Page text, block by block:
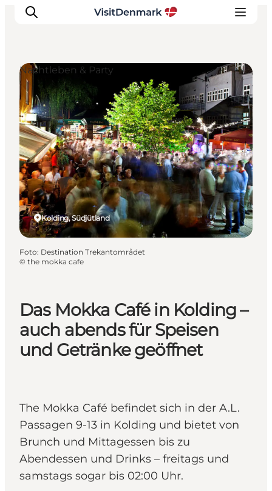
Inspiration
Regionen
Erlebnisse
Unterkünfte
Reiseplanung
Das Mokka Café in Kolding –
auch abends für Speisen
und Getränke geöffnet
The Mokka Café befindet sich in der A.L.
Passagen 9-13 in Kolding und bietet von
Brunch und Mittagessen bis zu
Abendessen und Drinks – freitags und
samstags sogar bis 02:00 Uhr.
Kolding, Südjütland
Nachtleben & Party
Foto: Destination Trekantområdet
© the mokka cafe